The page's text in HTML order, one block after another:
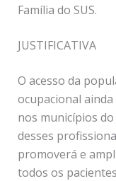
Família do SUS.
JUSTIFICATIVA
O acesso da
ocupacional
nos municípios
desses
promoverá e
todos os